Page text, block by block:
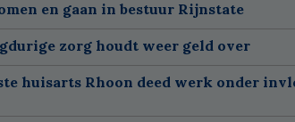
en gaan in bestuur Rijnstate
zorg houdt weer geld over
huisarts Rhoon deed werk onder